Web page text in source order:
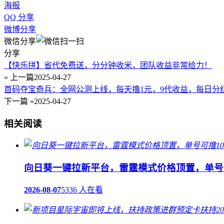
海报
QQ 分享
微博分享
微信分享
分享
【快乐拼】省代免费送，分分钟收米，团队收益非常给力！
« 上一篇2025-04-27
首码夺宝奇兵：全网公测上线，每天撸1元，9代收益，每日分
下一篇 »2025-04-27
相关阅读
向日葵一键拉新平台，雷霆模式价格顶置，单
2026-08-075336 人在看